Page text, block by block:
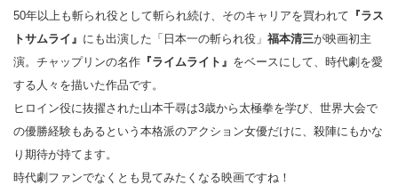
50年以上も斬られ役として斬られ続け、そのキャリアを買われて 『ラス
トサムライ』 にも出演した「日本一の斬られ役」 福本清三が映画初主
演。チャップリンの名作 『ライムライト』 をベースにして、時代劇を愛
する人々を描いた作品です。
ヒロイン役に抜擢された山本千尋は3歳から太極拳を学び、世界大会で
の優勝経験もあるという本格派のアクション女優だけに、殺陣にもかな
り期待が持てます。
時代劇ファンでなくとも見てみたくなる映画ですね！